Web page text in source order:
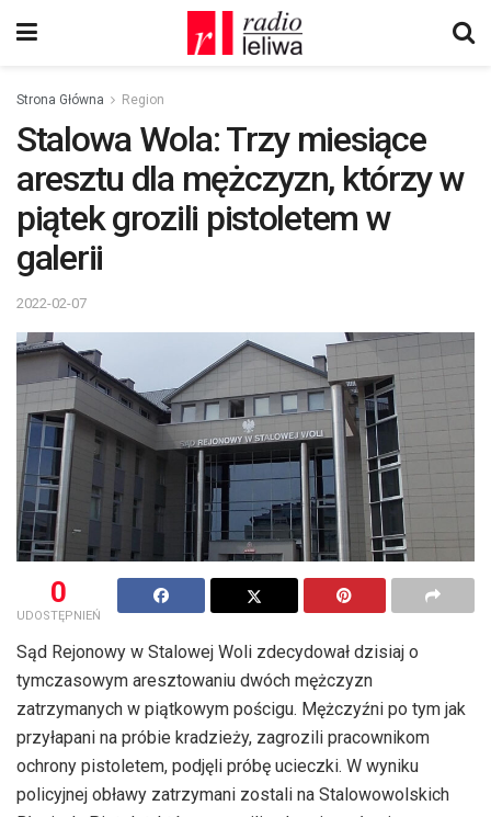
Strona Główna Region
Stalowa Wola: Trzy miesiące
aresztu dla mężczyzn, którzy w
piątek grozili pistoletem w
galerii
2022-02-07
0
UDOSTĘPNIEŃ
Sąd Rejonowy w Stalowej Woli zdecydował dzisiaj o
tymczasowym aresztowaniu dwóch mężczyzn
zatrzymanych w piątkowym pościgu. Mężczyźni po tym jak
przyłapani na próbie kradzieży, zagrozili pracownikom
ochrony pistoletem, podjęli próbę ucieczki. W wyniku
policyjnej obławy zatrzymani zostali na Stalowowolskich